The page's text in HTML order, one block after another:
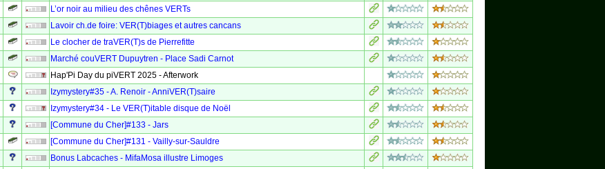
L’or noir au milieu des chênes VERTs
Lavoir ch.de foire: VER(T)biages et autres cancans
Le clocher de traVER(T)s de Pierrefitte
Marché couVERT Dupuytren - Place Sadi Carnot
Hap'Pi Day du piVERT 2025 - Afterwork
Izymystery#35 - A. Renoir - AnniVER(T)saire
Izymystery#34 - Le VER(T)itable disque de Noël
[Commune du Cher]#133 - Jars
[Commune du Cher]#131 - Vailly-sur-Sauldre
Bonus Labcaches - MifaMosa illustre Limoges